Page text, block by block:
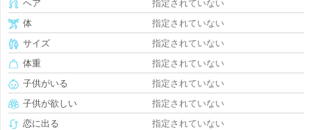
ヘア
指定されていない
体
指定されていない
サイズ
指定されていない
体重
指定されていない
子供がいる
指定されていない
子供が欲しい
指定されていない
恋に出る
指定されていない